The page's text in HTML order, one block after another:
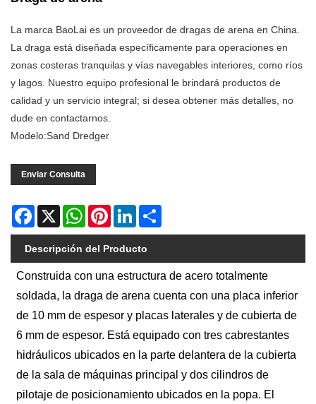
La marca BaoLai es un proveedor de dragas de arena en China.
La draga está diseñada específicamente para operaciones en
zonas costeras tranquilas y vías navegables interiores, como ríos
y lagos. Nuestro equipo profesional le brindará productos de
calidad y un servicio integral; si desea obtener más detalles, no
dude en contactarnos.
Modelo:Sand Dredger
Enviar Consulta
Facebook
X WhatsAppPinterestLinkedIn
Descripción del Producto
Construida con una estructura de acero totalmente
soldada, la draga de arena cuenta con una placa inferior
de 10 mm de espesor y placas laterales y de cubierta de
6 mm de espesor. Está equipado con tres cabrestantes
hidráulicos ubicados en la parte delantera de la cubierta
de la sala de máquinas principal y dos cilindros de
pilotaje de posicionamiento ubicados en la popa. El